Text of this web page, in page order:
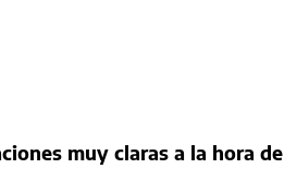
muy claras a la hora de